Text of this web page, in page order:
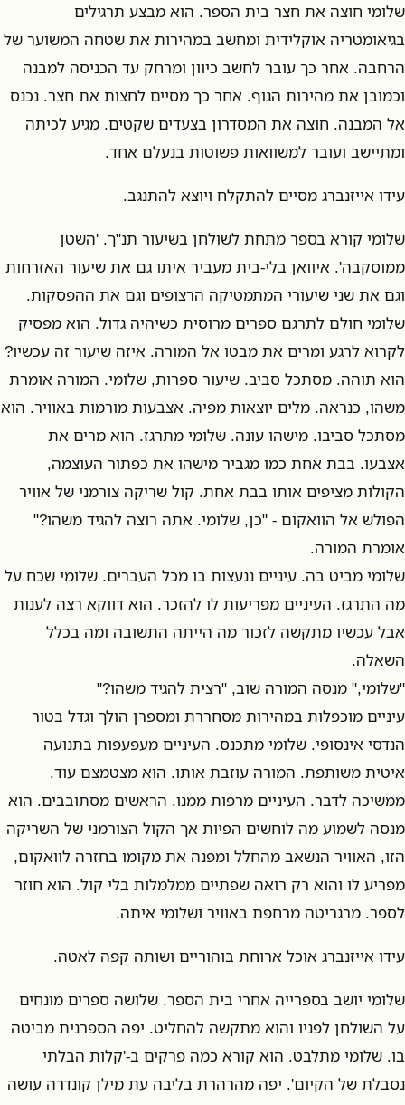
שלומי חוצה את חצר בית הספר. הוא מבצע תרגילים
בגיאומטריה אוקלידית ומחשב במהירות את שטחה המשוער של
הרחבה. אחר כך עובר לחשב כיוון ומרחק עד הכניסה למבנה
וכמובן את מהירות הגוף. אחר כך מסיים לחצות את חצר. נכנס
אל המבנה. חוצה את המסדרון בצעדים שקטים. מגיע לכיתה
ומתיישב ועובר למשוואות פשוטות בנעלם אחד.
עידו אייזנברג מסיים להתקלח ויוצא להתנגב.
שלומי קורא בספר מתחת לשולחן בשיעור תנ"ך. 'השטן
ממוסקבה'. איוואן בלי-בית מעביר איתו גם את שיעור האזרחות
וגם את שני שיעורי המתמטיקה הרצופים וגם את ההפסקות.
שלומי חולם לתרגם ספרים מרוסית כשיהיה גדול. הוא מפסיק
לקרוא לרגע ומרים את מבטו אל המורה. איזה שיעור זה עכשיו?
הוא תוהה. מסתכל סביב. שיעור ספרות, שלומי. המורה אומרת
משהו, כנראה. מלים יוצאות מפיה. אצבעות מורמות באוויר. הוא
מסתכל סביבו. מישהו עונה. שלומי מתרגז. הוא מרים את
אצבעו. בבת אחת כמו מגביר מישהו את כפתור העוצמה,
הקולות מציפים אותו בבת אחת. קול שריקה צורמני של אוויר
הפולש אל הוואקום - "כן, שלומי. אתה רוצה להגיד משהו?"
אומרת המורה.
שלומי מביט בה. עיניים ננעצות בו מכל העברים. שלומי שכח על
מה התרגז. העיניים מפריעות לו להזכר. הוא דווקא רצה לענות
אבל עכשיו מתקשה לזכור מה הייתה התשובה ומה בכלל
השאלה.
"שלומי," מנסה המורה שוב, "רצית להגיד משהו?"
עיניים מוכפלות במהירות מסחררת ומספרן הולך וגדל בטור
הנדסי אינסופי. שלומי מתכנס. העיניים מעפעפות בתנועה
איטית משותפת. המורה עוזבת אותו. הוא מצטמצם עוד.
ממשיכה לדבר. העיניים מרפות ממנו. הראשים מסתובבים. הוא
מנסה לשמוע מה לוחשים הפיות אך הקול הצורמני של השריקה
הזו, האוויר הנשאב מהחלל ומפנה את מקומו בחזרה לוואקום,
מפריע לו והוא רק רואה שפתיים ממלמלות בלי קול. הוא חוזר
לספר. מרגריטה מרחפת באוויר ושלומי איתה.
עידו אייזנברג אוכל ארוחת בוהוריים ושותה קפה לאטה.
שלומי יושב בספרייה אחרי בית הספר. שלושה ספרים מונחים
על השולחן לפניו והוא מתקשה להחליט. יפה הספרנית מביטה
בו. שלומי מתלבט. הוא קורא כמה פרקים ב-'קלות הבלתי
נסבלת של הקיום'. יפה מהרהרת בליבה עת מילן קונדרה עושה